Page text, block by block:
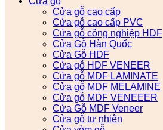
Cửa gỗ cao cấp
Cửa gỗ cao cấp PVC
Cửa gỗ công nghiệp HDF
Cửa Gỗ Hàn Quốc
Cửa Gỗ HDF
Cửa gỗ HDF VENEER
Cửa gỗ MDF LAMINATE
Cửa gỗ MDF MELAMINE
Cửa gỗ MDF VENEEER
Cửa Gỗ MDF Veneer
Cửa gỗ tự nhiên